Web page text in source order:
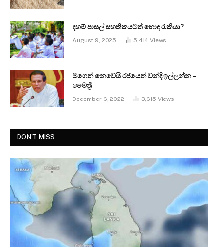
දහම් පාසල් සහතිකයටත් හොඳ රැකියා?
August 9, 2025 5,414 Views
මගෙන් නෙවෙයි රජයෙන් වන්දි ඉල්ලන්න –
මෛත්‍රී
December 6, 2022 3,615 Views
DON'T MISS